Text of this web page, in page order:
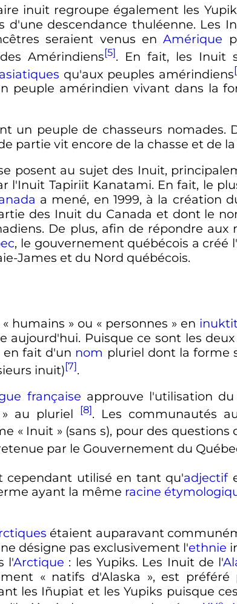
inuit regroupe également les
d'une descendance thuléenne. Les
seraient venus enAmérique
Amérindiens[5]. En fait, les Inuit
asiatiques qu'aux peuples amérindiens
peuple amérindien vivant dans la
un peuple de chasseurs nomades.
partie vit encore de la chasse et de
posent au sujet des Inuit,
l'Inuit Tapiriit Kanatami. En fait, le
a mené, en 1999, à la création
des Inuit du Canada et dont le
De plus, afin de répondre
, le gouvernement québécois a
James et du Nord québécois.
« humains » ou « personnes » en
aujourd'hui. Puisque ce sont les
fait d'un nom pluriel dont la forme
inuit)[7].
française approuve l'utilisation
» au pluriel [8]. Les communautés
« Inuit » (sans s), pour des
par le Gouvernement du
cependant utilisé en tant qu'adjectif
ayant la même racine
étaient auparavant
désigne pas exclusivement l'ethnie
l'Arctique : les Yupiks. Les Inuit de l'
« natifs d'Alaska », est préféré
les Iñupiat et les Yupiks puisque